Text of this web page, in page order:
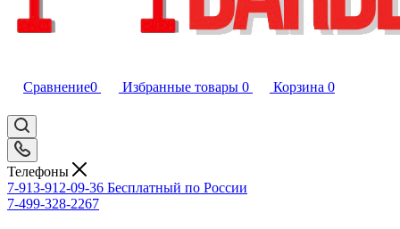
Сравнение0 Избранные товары 0 Корзина 0
Телефоны
7-913-912-09-36 Бесплатный по России
7-499-328-2267